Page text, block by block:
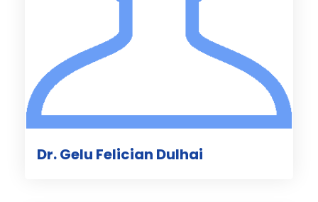
Dr. Gelu Felician Dulhai